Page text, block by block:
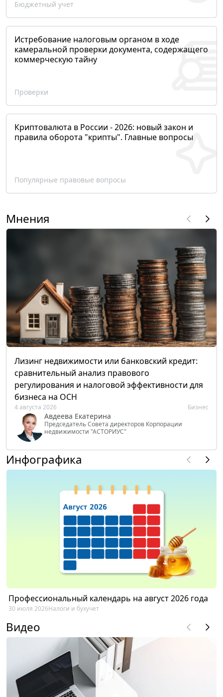
Бюджетный учет
Истребование налоговым органом в ходе
камеральной проверки документа, содержащего
коммерческую тайну
Проверки
Криптовалюта в России - 2026: новый закон и
правила оборота "крипты". Главные вопросы
Популярные правовые вопросы
Мнения
Лизинг недвижимости или банковский кредит:
сравнительный анализ правового
регулирования и налоговой эффективности для
бизнеса на ОСН
4 августа 2026 Бизнес
Авдеева Екатерина
Председатель Совета директоров Корпорации
недвижимости "АСТОРИУС"
Инфографика
Профессиональный календарь на август 2026 года
30 июля 2026Налоги и бухучет
Видео